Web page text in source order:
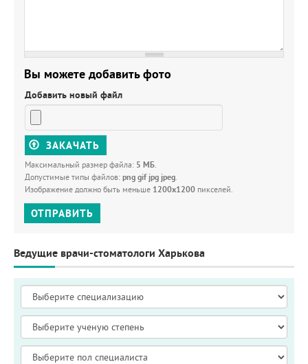
Вы можете добавить фото
Добавить новый файл
ЗАКАЧАТЬ
Максимальный размер файла: 5 МБ.
Допустимые типы файлов: png gif jpg jpeg.
Изображение должно быть меньше 1200x1200 пикселей.
ОТПРАВИТЬ
Ведущие врачи-стоматологи Харькова